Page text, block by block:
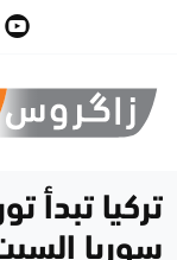
تركيا تبدأ
سوريا